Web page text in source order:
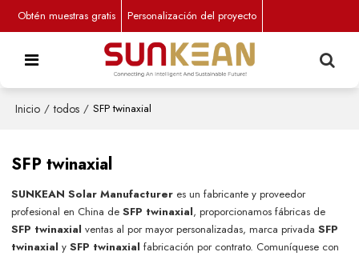
Obtén muestras gratis Personalización del proyecto
Inicio / todos / SFP twinaxial
SFP twinaxial
SUNKEAN Solar Manufacturer es un fabricante y proveedor
profesional en China deSFP twinaxial, proporcionamos fábricas de
SFP twinaxial ventas al por mayor personalizadas, marca privadaSFP
twinaxial ySFP twinaxial fabricación por contrato. Comuníquese con